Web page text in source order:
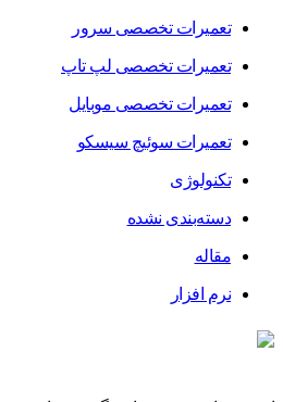
تعمیرات تخصصی سرور
تعمیرات تخصصی لپ تاپ
تعمیرات تخصصی موبایل
تعمیرات سوئیچ سیسکو
تکنولوژی
دسته‌بندی نشده
مقاله
نرم افزار